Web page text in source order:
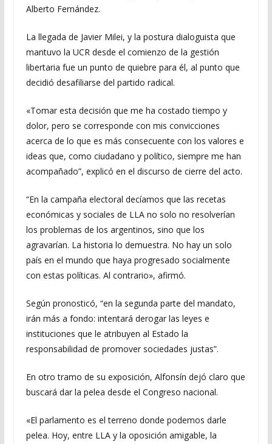
Alberto Fernández.
La llegada de Javier Milei, y la postura dialoguista que
mantuvo la UCR desde el comienzo de la gestión
libertaria fue un punto de quiebre para él, al punto que
decidió desafiliarse del partido radical.
«Tomar esta decisión que me ha costado tiempo y
dolor, pero se corresponde con mis convicciones
acerca de lo que es más consecuente con los valores e
ideas que, como ciudadano y político, siempre me han
acompañado”, explicó en el discurso de cierre del acto.
“En la campaña electoral decíamos que las recetas
económicas y sociales de LLA no solo no resolverían
los problemas de los argentinos, sino que los
agravarían. La historia lo demuestra. No hay un solo
país en el mundo que haya progresado socialmente
con estas políticas. Al contrario», afirmó.
Según pronosticó, “en la segunda parte del mandato,
irán más a fondo: intentará derogar las leyes e
instituciones que le atribuyen al Estado la
responsabilidad de promover sociedades justas”.
En otro tramo de su exposición, Alfonsín dejó claro que
buscará dar la pelea desde el Congreso nacional.
«El parlamento es el terreno donde podemos darle
pelea. Hoy, entre LLA y la oposición amigable, la